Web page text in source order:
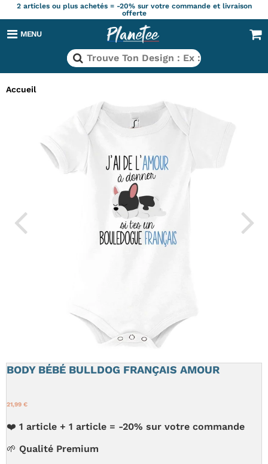
2 articles ou plus achetés = -20% sur votre commande et livraison
offerte
MENU
Accueil
BODY BÉBÉ BULLDOG FRANÇAIS AMOUR
21,99 €
❤️ 1 article + 1 article = -20% sur votre commande
🌱 Qualité Premium